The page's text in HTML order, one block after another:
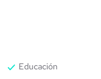
Educación